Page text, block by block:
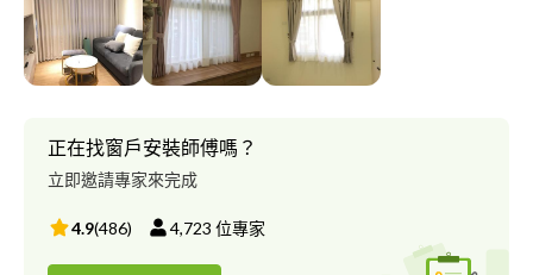
正在找窗戶安裝師傅嗎？
立即邀請專家來完成
4.9(486) 4,723 位專家